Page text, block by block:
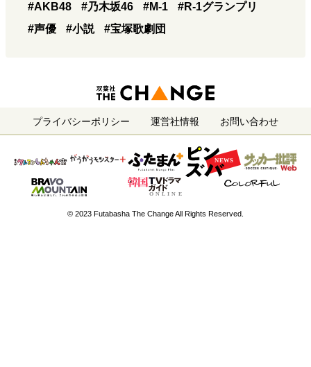
#AKB48
#乃木坂46 #M-1
#R-1グランプリ
#声優
#小説 #宝塚歌劇団
プライバシーポリシー 運営社情報 お問い合わせ
© 2023 Futabasha The Change All Rights Reserved.